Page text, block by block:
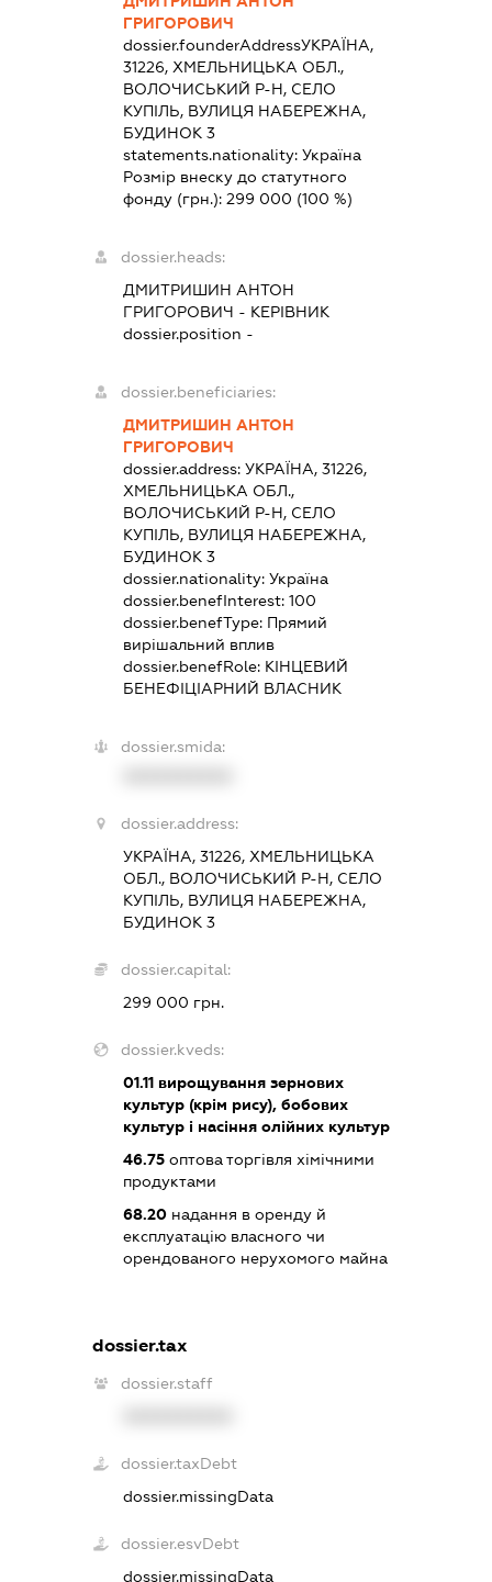
ГРИГОРОВИЧ
dossier.founderAddressУКРАЇНА,
31226, ХМЕЛЬНИЦЬКА ОБЛ.,
ВОЛОЧИСЬКИЙ Р-Н, СЕЛО
КУПІЛЬ, ВУЛИЦЯ НАБЕРЕЖНА,
БУДИНОК 3
statements.nationality:Україна
Розмір внеску до статутного
фонду (грн.):299 000 (100 %)
dossier.heads:
ДМИТРИШИН АНТОН
ГРИГОРОВИЧ - КЕРІВНИК
dossier.position -
dossier.beneficiaries:
ДМИТРИШИН АНТОН
ГРИГОРОВИЧ
dossier.address:УКРАЇНА, 31226,
ХМЕЛЬНИЦЬКА ОБЛ.,
ВОЛОЧИСЬКИЙ Р-Н, СЕЛО
КУПІЛЬ, ВУЛИЦЯ НАБЕРЕЖНА,
БУДИНОК 3
dossier.nationality:Україна
dossier.benefInterest:100
dossier.benefType: Прямий
вирішальний вплив
dossier.benefRole: КІНЦЕВИЙ
БЕНЕФІЦІАРНИЙ ВЛАСНИК
dossier.smida:
dossier.address:
УКРАЇНА, 31226, ХМЕЛЬНИЦЬКА
ОБЛ., ВОЛОЧИСЬКИЙ Р-Н, СЕЛО
КУПІЛЬ, ВУЛИЦЯ НАБЕРЕЖНА,
БУДИНОК 3
dossier.capital:
299 000 грн.
dossier.kveds:
01.11 вирощування зернових
культур (крім рису), бобових
культур і насіння олійних культур
46.75 оптова торгівля хімічними
продуктами
68.20 надання в оренду й
експлуатацію власного чи
орендованого нерухомого майна
dossier.tax
dossier.staff
dossier.taxDebt
dossier.missingData
dossier.esvDebt
dossier.missingData